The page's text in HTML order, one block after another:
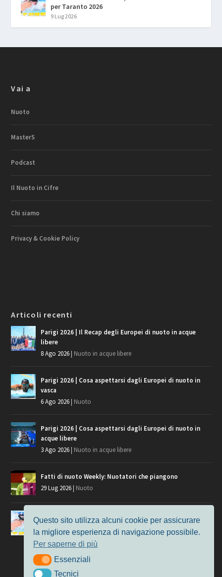
per Taranto 2026
9 Lug 2026
Vai a
Nuoto
MasterS
Podcast
Il Nuoto in Cifre
Chi siamo
Privacy & Cookie Policy
Articoli recenti
Parigi 2026 | Il Recap degli Europei di nuoto in acque
libere
8 Ago 2026| Nuoto in acque libere
Parigi 2026 | Cosa aspettarsi dagli Europei di nuoto in
vasca
6 Ago 2026| Nuoto
Parigi 2026 | Cosa aspettarsi dagli Europei di nuoto in
acque libere
3 Ago 2026| Nuoto in acque libere
Fatti di nuoto Weekly: Nuotatori che piangono
29 Lug 2026| Nuoto
Giochi del Mediterraneo, i convocati del nuoto per
9 Lug 2026
Nuoto
Questo sito utilizza alcuni cookie per assicurare
la migliore esperienza di navigazione possibile.
Per saperne di più
EssenzialiEssenziali
TecniciTecnici